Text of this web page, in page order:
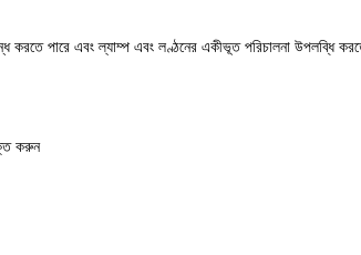
পারে এবং ল্যাম্প এবং লণ্ঠনের একীভূত পরিচালনা উপলব্ধি করতে
করুন